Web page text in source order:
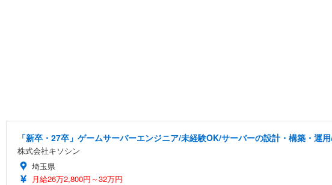
「新卒・27卒」ゲームサーバーエンジニア/未経験OK/サーバーの設計・構築・運
株式会社キソシン
埼玉県
月給26万2,800円～32万円